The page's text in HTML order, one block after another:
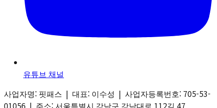
유튜브 채널
사업자명: 핏패스 | 대표: 이수성 | 사업자등록번호: 705-53-